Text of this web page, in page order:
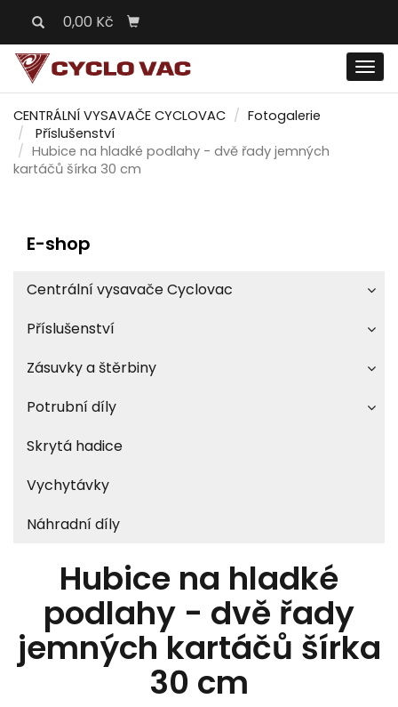
0,00 Kč
CENTRÁLNÍ VYSAVAČE CYCLOVAC
Fotogalerie
Příslušenství
Hubice na hladké podlahy - dvě řady jemných
kartáčů šírka 30 cm
E-shop
Centrální vysavače Cyclovac
Příslušenství
Zásuvky a štěrbiny
Potrubní díly
Skrytá hadice
Vychytávky
Náhradní díly
Hubice na hladké
podlahy - dvě řady
jemných kartáčů šírka
30 cm